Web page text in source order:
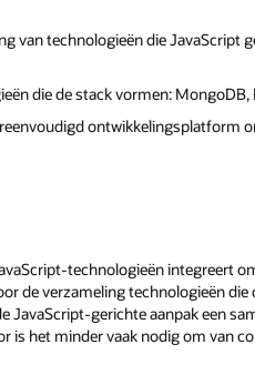
van technologieën die JavaScript
die de stack vormen: MongoDB,
ontwikkelingsplatform
technologieën integreert
de verzameling technologieën
JavaScript-gerichte aanpak een
is het minder vaak nodig om van